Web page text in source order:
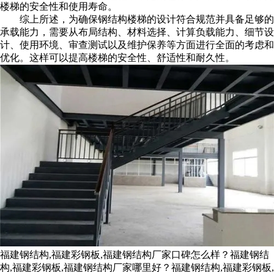
楼梯的安全性和使用寿命。
综上所述，为确保钢结构楼梯的设计符合规范并具备足够的
承载能力，需要从布局结构、材料选择、计算负载能力、细节设
计、使用环境、审查测试以及维护保养等方面进行全面的考虑和
优化。这样可以提高楼梯的安全性、舒适性和耐久性。
福建钢结构,福建彩钢板,福建钢结构厂家口碑怎么样？福建钢结
构,福建彩钢板,福建钢结构厂家哪里好？福建钢结构,福建彩钢板,